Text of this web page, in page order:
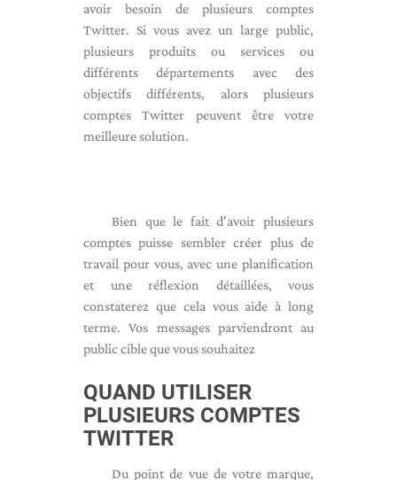
avoir besoin de plusieurs comptes
Twitter. Si vous avez un large public,
plusieurs produits ou services ou
différents départements avec des
objectifs différents, alors plusieurs
comptes Twitter peuvent être votre
meilleure solution.
Bien que le fait d'avoir plusieurs
comptes puisse sembler créer plus de
travail pour vous, avec une planification
et une réflexion détaillées, vous
constaterez que cela vous aide à long
terme. Vos messages parviendront au
public cible que vous souhaitez
QUAND UTILISER
PLUSIEURS COMPTES
TWITTER
Du point de vue de votre marque,